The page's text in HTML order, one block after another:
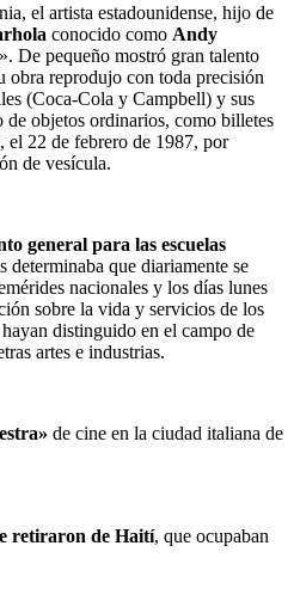
el artista estadounidense, hijo de
conocido como Andy
De pequeño mostró gran talento
reprodujo con toda precisión
(Coca-Cola y Campbell) y sus
de objetos ordinarios, como billetes
el 22 de febrero de 1987, por
de vesícula.
general para las escuelas
determinaba que diariamente se
nacionales y los días lunes
sobre la vida y servicios de los
distinguido en el campo de
artes e industrias.
de cine en la ciudad italiana de
retiraron de Haití, que ocupaban